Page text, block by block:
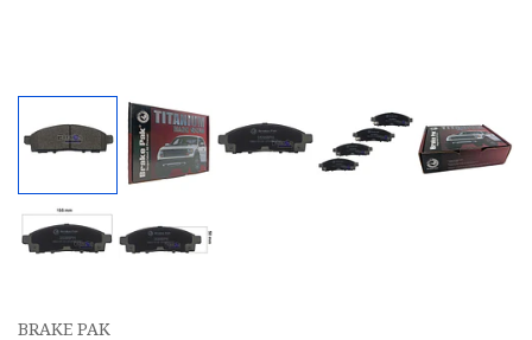
BRAKE PAK